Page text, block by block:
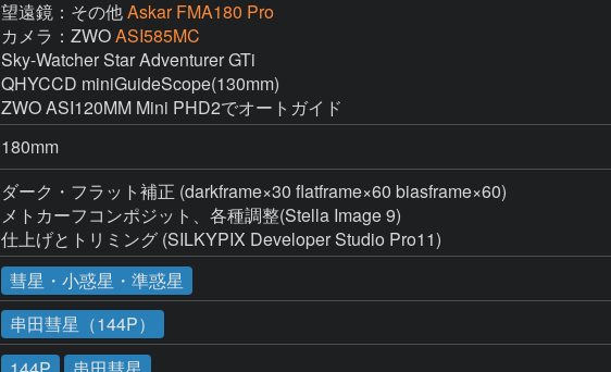
望遠鏡：その他Askar FMA180 Pro
カメラ：ZWOASI585MC
Sky-Watcher Star Adventurer GTi
QHYCCD miniGuideScope(130mm)
ZWO ASI120MM Mini PHD2でオートガイド
180mm
ダーク・フラット補正 (darkframe×30 flatframe×60 biasframe×60)
メトカーフコンポジット、各種調整(Stella Image 9)
仕上げとトリミング (SILKYPIX Developer Studio Pro11)
彗星・小惑星・準惑星
串田彗星（144P）